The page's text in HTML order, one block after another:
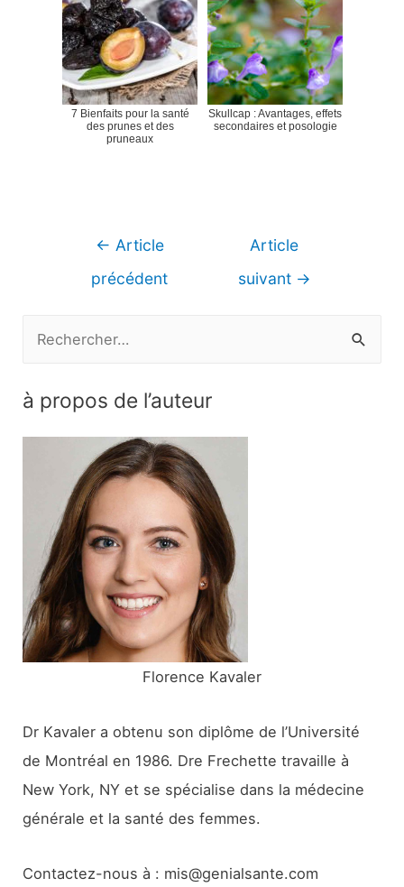
7 Bienfaits pour la santé
des prunes et des
pruneaux
Skullcap : Avantages, effets
secondaires et posologie
Navigation
← Article
précédent
Article
suivant →
h
:
à propos de l’auteur
Florence Kavaler
Dr Kavaler a obtenu son diplôme de l’Université
de Montréal en 1986. Dre Frechette travaille à
New York, NY et se spécialise dans la médecine
générale et la santé des femmes.
Contactez-nous à : mis@genialsante.com